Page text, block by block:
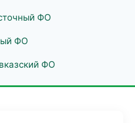
ФО
ФО
ФО